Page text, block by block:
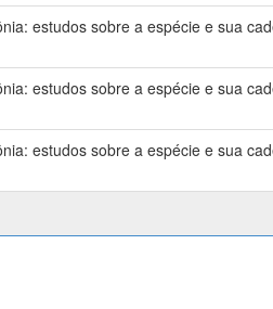
estudos sobre a espécie e sua
estudos sobre a espécie e sua
estudos sobre a espécie e sua